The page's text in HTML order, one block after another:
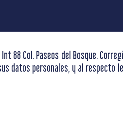
88 Col. Paseos del Bosque.
datos personales, y al respecto